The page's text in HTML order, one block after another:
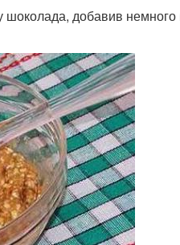
шоколада, добавив